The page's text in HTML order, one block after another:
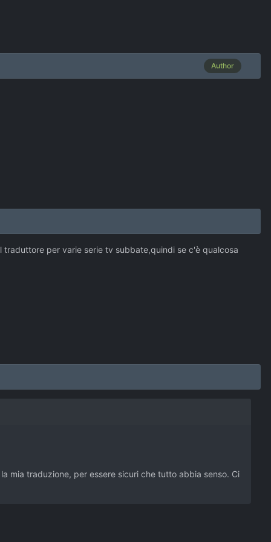
Author
per varie serie tv subbate,quindi se c'è qualcosa
mia traduzione, per essere sicuri che tutto abbia senso. Ci